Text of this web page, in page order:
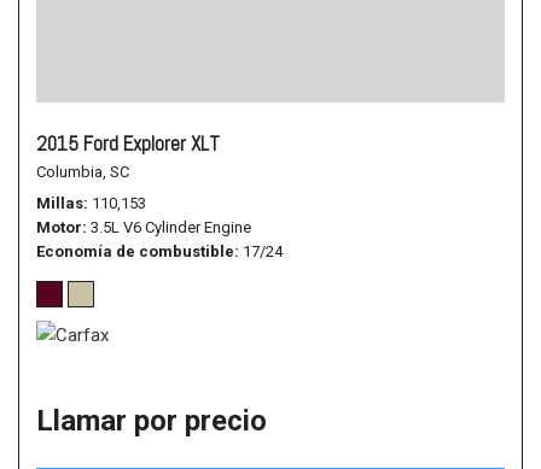
2015 Ford Explorer XLT
Columbia, SC
Millas 110,153
Motor 3.5L V6 Cylinder Engine
Economía de combustible 17/24
Llamar por precio